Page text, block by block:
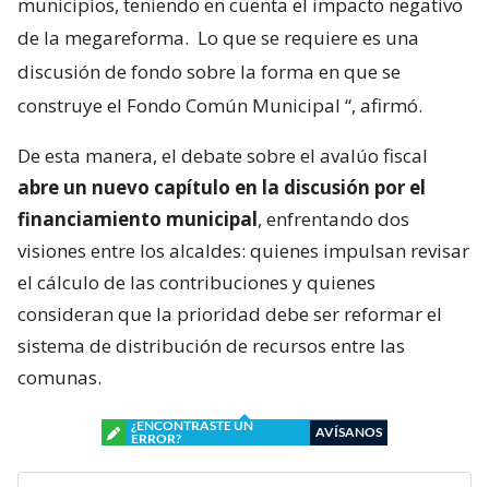
municipios, teniendo en cuenta el impacto negativo
de la megareforma. Lo que se requiere es una
discusión de fondo sobre la forma en que se
construye el Fondo Común Municipal “, afirmó.
De esta manera, el debate sobre el avalúo fiscal
abre un nuevo capítulo en la discusión por el
financiamiento municipal, enfrentando dos
visiones entre los alcaldes: quienes impulsan revisar
el cálculo de las contribuciones y quienes
consideran que la prioridad debe ser reformar el
sistema de distribución de recursos entre las
comunas.
¿ENCONTRASTE UN
ERROR?
AVÍSANOS